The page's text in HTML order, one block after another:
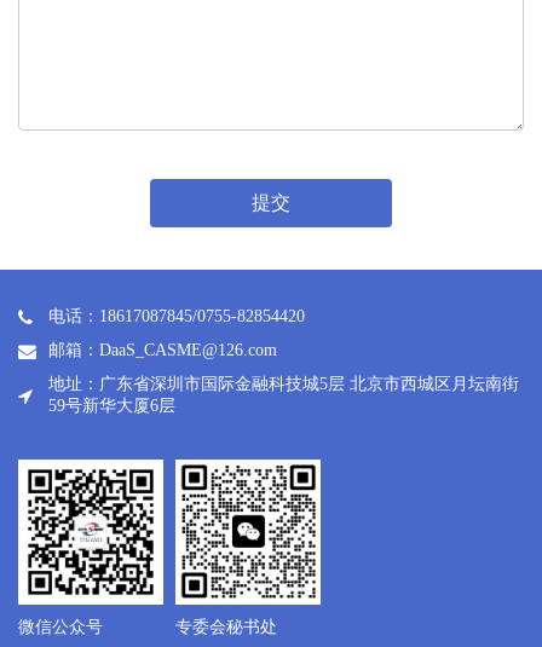
提交
电话：18617087845/0755-82854420
邮箱：DaaS_CASME@126.com
地址：广东省深圳市国际金融科技城5层 北京市西城区月坛南街
59号新华大厦6层
微信公众号 专委会秘书处